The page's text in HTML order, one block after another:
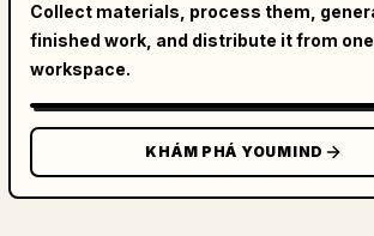
Collect materials, process them,
finished work, and distribute it from one
workspace.
KHÁM PHÁ YOUMIND